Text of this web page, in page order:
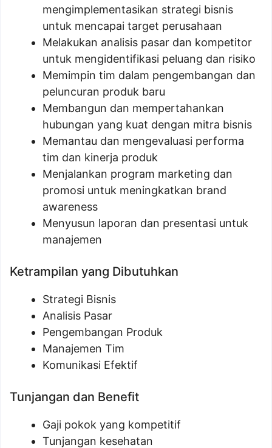
mengimplementasikan strategi bisnis
untuk mencapai target perusahaan
Melakukan analisis pasar dan kompetitor
untuk mengidentifikasi peluang dan risiko
Memimpin tim dalam pengembangan dan
peluncuran produk baru
Membangun dan mempertahankan
hubungan yang kuat dengan mitra bisnis
Memantau dan mengevaluasi performa
tim dan kinerja produk
Menjalankan program marketing dan
promosi untuk meningkatkan brand
awareness
Menyusun laporan dan presentasi untuk
manajemen
Ketrampilan yang Dibutuhkan
Strategi Bisnis
Analisis Pasar
Pengembangan Produk
Manajemen Tim
Komunikasi Efektif
Tunjangan dan Benefit
Gaji pokok yang kompetitif
Tunjangan kesehatan